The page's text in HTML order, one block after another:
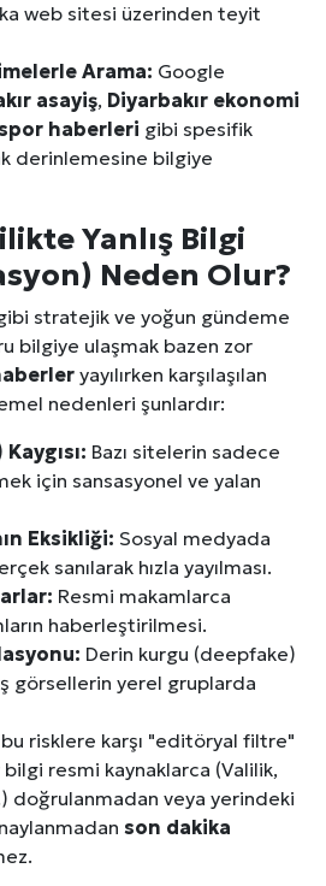
web sitesi üzerinden teyit
Arama: Google
asayiş, Diyarbakır ekonomi
haberleri gibi spesifik
derinlemesine bilgiye
Yanlış Bilgi
Neden Olur?
stratejik ve yoğun gündeme
bilgiye ulaşmak bazen zor
yayılırken karşılaşılan
nedenleri şunlardır:
Bazı sitelerin sadece
için sansasyonel ve yalan
Eksikliği: Sosyal medyada
sanılarak hızla yayılması.
Resmi makamlarca
haberleştirilmesi.
Derin kurgu (deepfake)
görsellerin yerel gruplarda
risklere karşı "editöryal filtre"
resmi kaynaklarca (Valilik,
doğrulanmadan veya yerindeki
son dakika